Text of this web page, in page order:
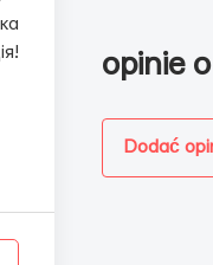
opinie
Dodać